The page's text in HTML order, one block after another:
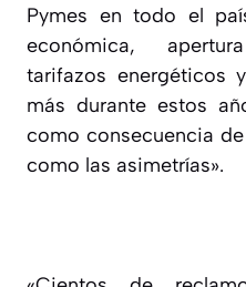
Pymes en todo el
económica,
tarifazos energéticos
más durante estos
como consecuencia
como las asimetrías».